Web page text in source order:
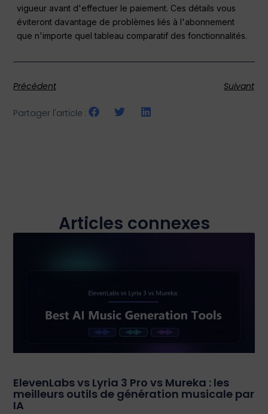
vigueur avant d'effectuer le paiement. Ces détails vous
éviteront davantage de problèmes liés à l'abonnement
que n'importe quel tableau comparatif des fonctionnalités.
Précédent Suivant
Partager l'article :
Articles connexes
ElevenLabs vs Lyria 3 Pro vs Mureka : les
meilleurs outils de génération musicale par
IA